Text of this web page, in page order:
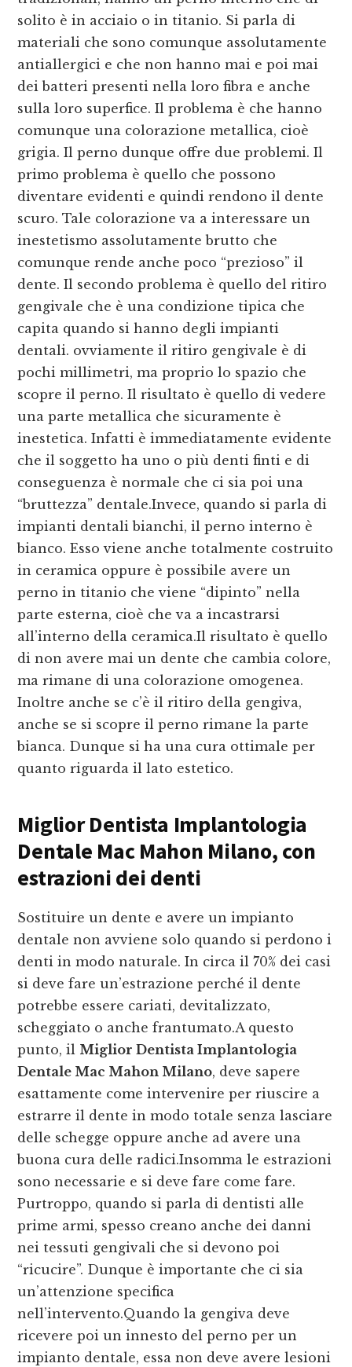
solito è in acciaio o in titanio. Si parla di
materiali che sono comunque assolutamente
antiallergici e che non hanno mai e poi mai
dei batteri presenti nella loro fibra e anche
sulla loro superfice. Il problema è che hanno
comunque una colorazione metallica, cioè
grigia. Il perno dunque offre due problemi. Il
primo problema è quello che possono
diventare evidenti e quindi rendono il dente
scuro. Tale colorazione va a interessare un
inestetismo assolutamente brutto che
comunque rende anche poco “prezioso” il
dente. Il secondo problema è quello del ritiro
gengivale che è una condizione tipica che
capita quando si hanno degli impianti
dentali. ovviamente il ritiro gengivale è di
pochi millimetri, ma proprio lo spazio che
scopre il perno. Il risultato è quello di vedere
una parte metallica che sicuramente è
inestetica. Infatti è immediatamente evidente
che il soggetto ha uno o più denti finti e di
conseguenza è normale che ci sia poi una
“bruttezza” dentale.Invece, quando si parla di
impianti dentali bianchi, il perno interno è
bianco. Esso viene anche totalmente costruito
in ceramica oppure è possibile avere un
perno in titanio che viene “dipinto” nella
parte esterna, cioè che va a incastrarsi
all’interno della ceramica.Il risultato è quello
di non avere mai un dente che cambia colore,
ma rimane di una colorazione omogenea.
Inoltre anche se c’è il ritiro della gengiva,
anche se si scopre il perno rimane la parte
bianca. Dunque si ha una cura ottimale per
quanto riguarda il lato estetico.
Miglior Dentista Implantologia
Dentale Mac Mahon Milano, con
estrazioni dei denti
Sostituire un dente e avere un impianto
dentale non avviene solo quando si perdono i
denti in modo naturale. In circa il 70% dei casi
si deve fare un’estrazione perché il dente
potrebbe essere cariati, devitalizzato,
scheggiato o anche frantumato.A questo
punto, il Miglior Dentista Implantologia
Dentale Mac Mahon Milano, deve sapere
esattamente come intervenire per riuscire a
estrarre il dente in modo totale senza lasciare
delle schegge oppure anche ad avere una
buona cura delle radici.Insomma le estrazioni
sono necessarie e si deve fare come fare.
Purtroppo, quando si parla di dentisti alle
prime armi, spesso creano anche dei danni
nei tessuti gengivali che si devono poi
“ricucire”. Dunque è importante che ci sia
un’attenzione specifica
nell’intervento.Quando la gengiva deve
ricevere poi un innesto del perno per un
impianto dentale, essa non deve avere lesioni